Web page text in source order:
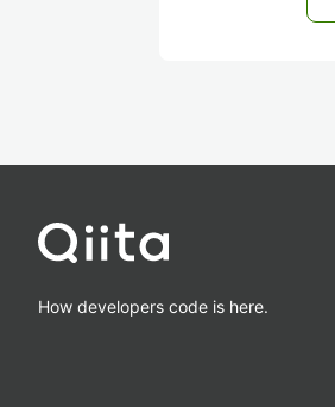
How developers code is here.